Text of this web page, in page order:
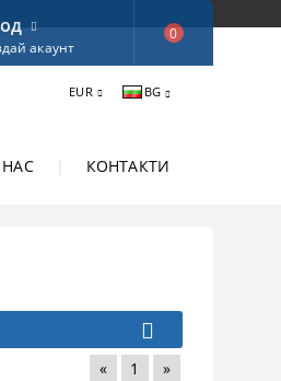
EUR BG
НАС КОНТАКТИ
акаунт
0
« 1 »